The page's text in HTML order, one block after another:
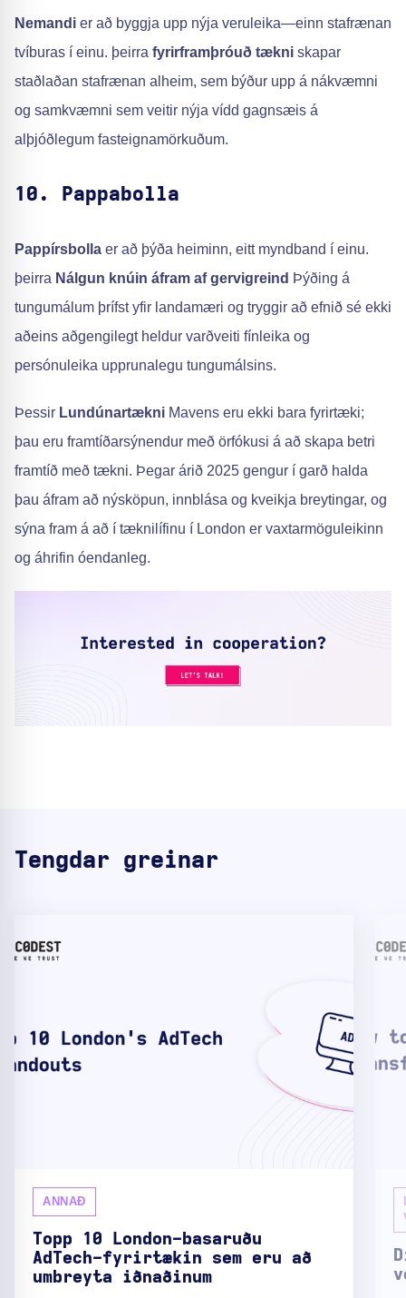
Nemandi er að byggja upp nýja veruleika—einn stafrænan
tvíburas í einu. þeirra fyrirframþróuð tækni skapar
staðlaðan stafrænan alheim, sem býður upp á nákvæmni
og samkvæmni sem veitir nýja vídd gagnsæis á
alþjóðlegum fasteignamörkuðum.
10. Pappabolla
Pappírsbolla er að þýða heiminn, eitt myndband í einu.
þeirra Nálgun knúin áfram af gervigreind Þýðing á
tungumálum þrífst yfir landamæri og tryggir að efnið sé ekki
aðeins aðgengilegt heldur varðveiti fínleika og
persónuleika upprunalegu tungumálsins.
Þessir Lundúnartækni Mavens eru ekki bara fyrirtæki;
þau eru framtíðarsýnendur með örfókusi á að skapa betri
framtíð með tækni. Þegar árið 2025 gengur í garð halda
þau áfram að nýsköpun, innblása og kveikja breytingar, og
sýna fram á að í tæknilífinu í London er vaxtarmöguleikinn
og áhrifin óendanleg.
Tengdar greinar
ANNAÐ
Topp 10 London-basa­ruðu
AdTech-fyrirtækin sem eru að
umbreyta iðnaðinum